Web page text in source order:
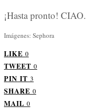
¡Hasta pronto! CIAO.
Imágenes: Sephora
LIKE 0
TWEET 0
PIN IT 3
SHARE 0
MAIL 0